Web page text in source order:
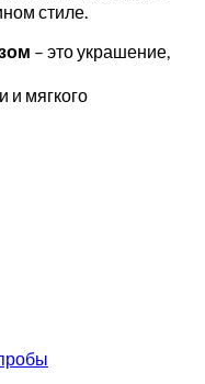
стиле.
– это украшение,
и мягкого